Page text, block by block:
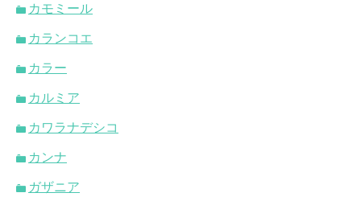
カモミール
カランコエ
カラー
カルミア
カワラナデシコ
カンナ
ガザニア